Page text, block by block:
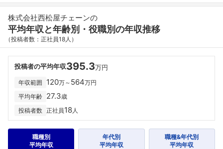
株式会社西松屋チェーンの
平均年収と年齢別・役職別の年収推移
（投稿者数：正社員18人）
投稿者の平均年収395.3万円
年収範囲 120万～ 564万円
平均年齢 27.3歳
投稿者数 正社員18人
職種別
平均年収
年代別
平均年収
職種&年代別
平均年収